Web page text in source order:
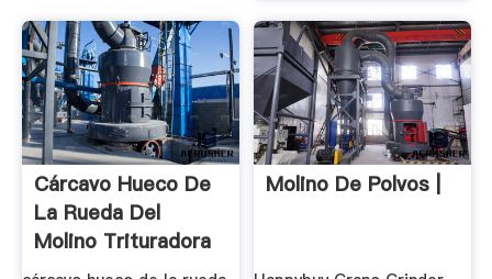
Cárcavo Hueco De
La Rueda Del
Molino Trituradora
De Cono
Molino De Polvos |